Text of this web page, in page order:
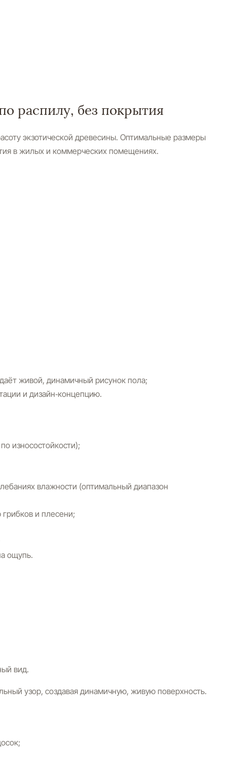
распилу, без покрытия
экзотической древесины. Оптимальные размеры
в жилых и коммерческих помещениях.
живой, динамичный рисунок пола;
и дизайн‑концепцию.
износостойкости);
влажности (оптимальный диапазон
и плесени;
ощупь.
вид.
узор, создавая динамичную, живую поверхность.